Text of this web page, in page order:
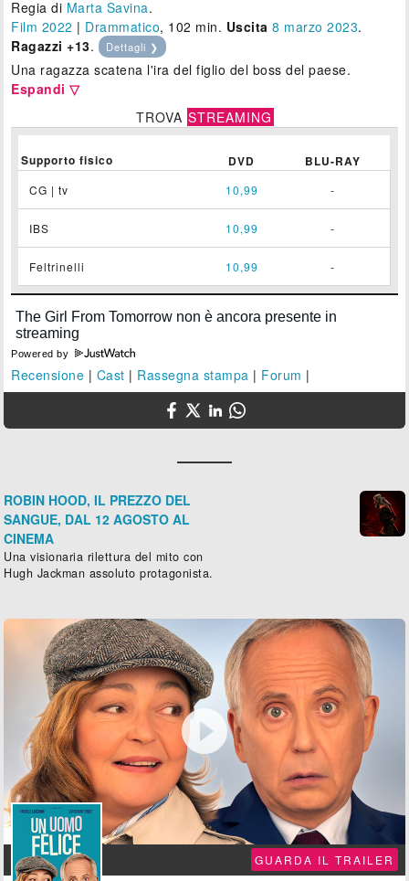
Regia di Marta Savina.
Film 2022 | Drammatico, 102 min. Uscita 8 marzo 2023.
Ragazzi +13. Dettagli ❯
Una ragazza scatena l'ira del figlio del boss del paese.
Espandi ▽
TROVA STREAMING
Supporto fisico DVD BLU-RAY
CG | tv 10,99 -
IBS 10,99 -
Feltrinelli 10,99 -
Powered by
Recensione | Cast | Rassegna stampa | Forum |
ROBIN HOOD, IL PREZZO DEL
SANGUE, DAL 12 AGOSTO AL
CINEMA
Una visionaria rilettura del mito con
Hugh Jackman assoluto protagonista.

GUARDA IL TRAILER